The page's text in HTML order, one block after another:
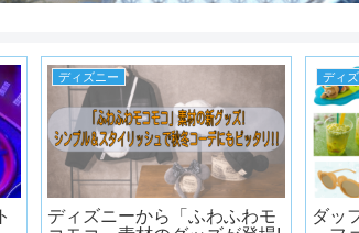
ディズニー
ディズニーから「ふわふわモ
ディ
ダッ